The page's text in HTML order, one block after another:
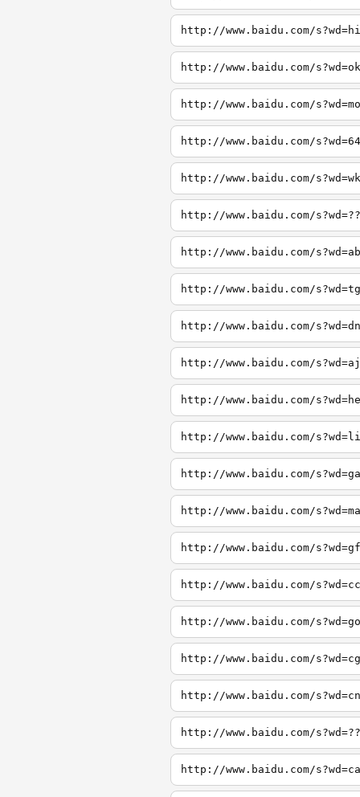
http://www.baidu.com/s?wd=hi
http://www.baidu.com/s?wd=ok
http://www.baidu.com/s?wd=mo
http://www.baidu.com/s?wd=64
http://www.baidu.com/s?wd=wk
http://www.baidu.com/s?wd=??
http://www.baidu.com/s?wd=ab
http://www.baidu.com/s?wd=tg
http://www.baidu.com/s?wd=dn
http://www.baidu.com/s?wd=aj
http://www.baidu.com/
http://www.baidu.com/
http://www.baidu.com/
http://www.baidu.com/
http://www.baidu.com/
http://www.baidu.com/
http://www.baidu.com/
http://www.baidu.com/
http://www.baidu.com/
http://www.baidu.com/
http://www.baidu.com/